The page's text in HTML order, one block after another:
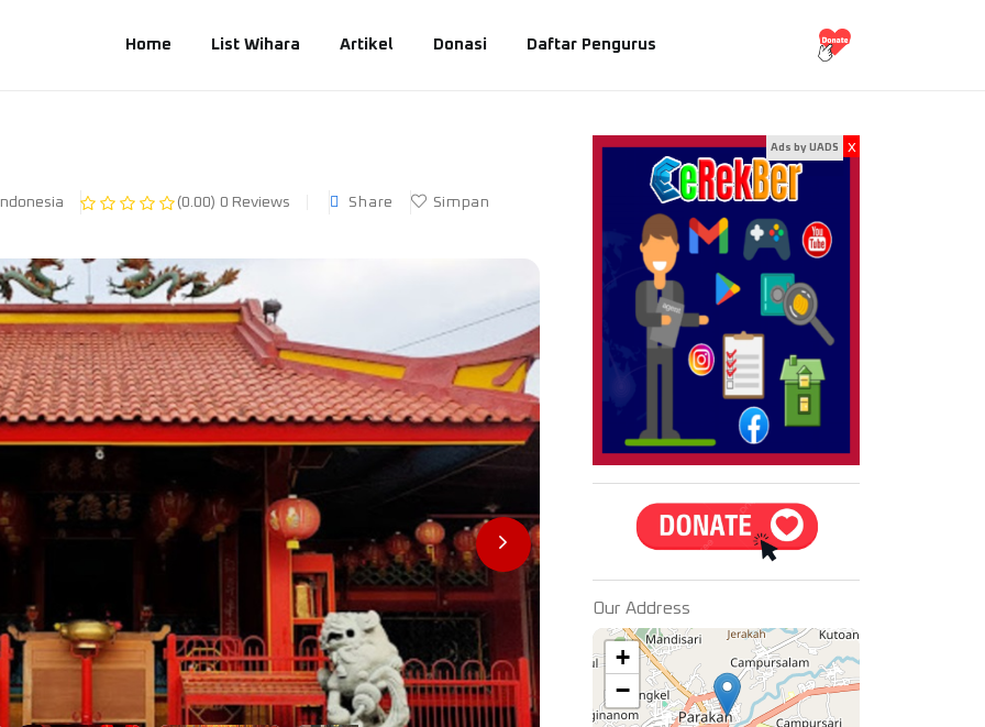
Home List Wihara Artikel Donasi Daftar Pengurus
(0.00) 0 Reviews Share Simpan
Ads by UADS x
Our Address
+
−